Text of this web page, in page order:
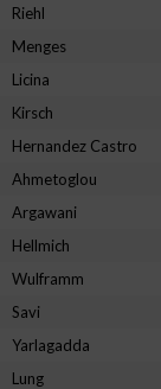
Riehl
Menges
Licina
Kirsch
Hernandez Castro
Ahmetoglou
Argawani
Hellmich
Wulframm
Savi
Yarlagadda
Lung
von Inhalten
Inhalte